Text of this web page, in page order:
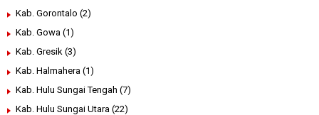
Kab. Gorontalo (2)
Kab. Gowa (1)
Kab. Gresik (3)
Kab. Halmahera (1)
Kab. Hulu Sungai Tengah (7)
Kab. Hulu Sungai Utara (22)